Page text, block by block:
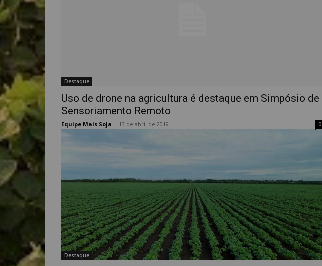
Destaque
Uso de drone na agricultura é destaque em Simpósio de
Sensoriamento Remoto
Equipe Mais Soja 13 de abril de 2019 0
Destaque